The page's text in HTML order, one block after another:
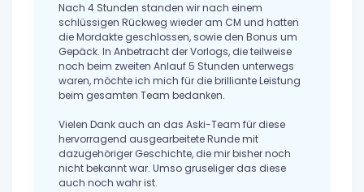
Nach 4 Stunden standen wir nach einem
schlüssigen Rückweg wieder am CM und hatten
die Mordakte geschlossen, sowie den Bonus um
Gepäck. In Anbetracht der Vorlogs, die teilweise
noch beim zweiten Anlauf 5 Stunden unterwegs
waren, möchte ich mich für die brilliante Leistung
beim gesamten Team bedanken.
Vielen Dank auch an das Aski-Team für diese
hervorragend ausgearbeitete Runde mit
dazugehöriger Geschichte, die mir bisher noch
nicht bekannt war. Umso gruseliger das diese
auch noch wahr ist.